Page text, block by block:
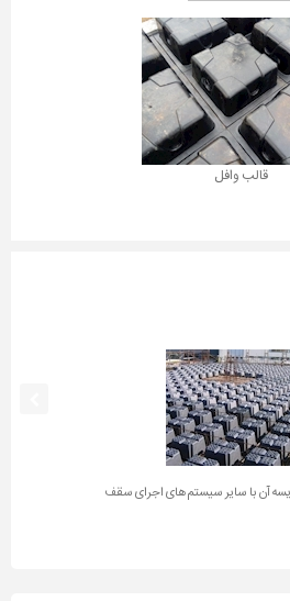
قالب وافل
آن با سایر سیستم‌های اجرای سقف